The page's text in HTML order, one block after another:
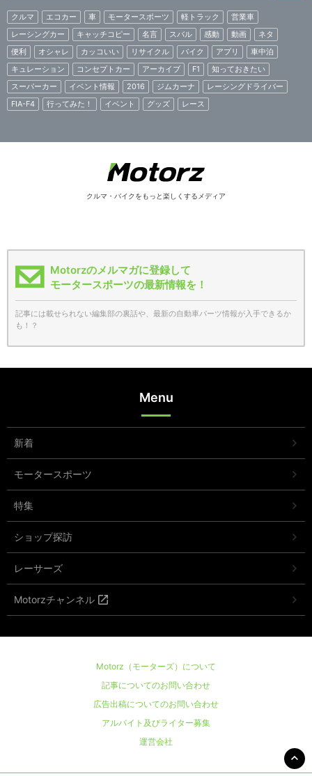
クルマ エコカー 車 モータースポーツ 軽トラック
営業車
レーシングカー
キャッチコピー 名言 スバル 感動 動画
ネタ
便利
オシャレ カッコいい リサイクル バイク アプリ
車中泊
キュレーション
コンセプトカー アーカイブ F1
知っておきたい
スーパーカー
イベント情報 2016 ジムカーナ
レーシングドライバー
FIA-F4
行ってみた！ イベント グッズ レース
クルマ・バイクをもっと楽しくするメディア
Motorzのメルマガに登録して
モータースポーツの最新情報を！
記事には載せられない編集部の裏話や、最新の自動車パーツ情報が入手できるか
も！？
Menu
新着
モータースポーツ
特集
ショップ探訪
レーサーズ
Motorzチャンネル
Motorz（モーターズ）について
記事についてのお問い合わせ
広告出稿についてのお問い合わせ
アルバイト及びライター募集
運営会社